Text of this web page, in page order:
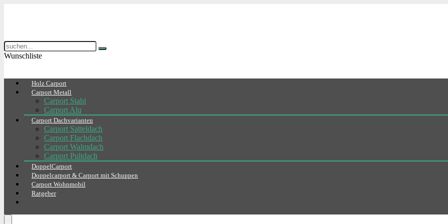
Wunschliste
Holz Carport
Carport Metall
Carport Stahl
Carport Alu
Carport Dachvarianten
Carport Satteldach
Carport Flachdach
Carport Walmdach
Carport Pultdach
DoppelCarport
Doppelcarport & Carport mit Schuppen
Carport Wohnmobil
Ratgeber